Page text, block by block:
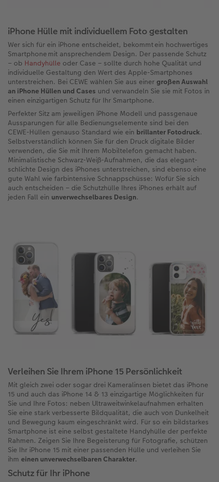
iPhone Hülle mit individuellem Foto gestalten
Wer sich für ein iPhone entscheidet, bekommt ein hochwertiges
Smartphone mit ansprechendem Design. Der passende Schutz
– ob Handyhülle oder Case – sollte durch hohe Qualität und
individuelle Gestaltung den Wert des Apple-Smartphones
unterstreichen. Bei CEWE wählen Sie aus einer großen Auswahl
an iPhone Hüllen und Cases und verwandeln Sie sie mit Fotos in
einen einzigartigen Schutz für Ihr Smartphone.
Perfekter Sitz am jeweiligen iPhone Modell und passgenaue
Aussparungen für alle Bedienungselemente sind bei den
CEWE-Hüllen genauso Standard wie ein brillanter Fotodruck.
Selbstverständlich können Sie für den Druck digitale Bilder
verwenden, die Sie mit Ihrem Mobiltelefon gemacht haben.
Minimalistische Schwarz-Weiß-Aufnahmen, die das elegant-
schlichte Design des iPhones unterstreichen, sind ebenso eine
gute Wahl wie farbintensive Schnappschüsse: Wofür Sie sich
auch entscheiden – die Schutzhülle Ihres iPhones erhält auf
jeden Fall ein unverwechselbares Design.
Verleihen Sie Ihrem iPhone 15 Persönlichkeit
Mit gleich zwei oder sogar drei Kameralinsen bietet das iPhone
15 und auch das iPhone 14 & 13 einzigartige Möglichkeiten für
Sie und Ihre Fotos: neben Ultraweitwinkelaufnahmen erhalten
Sie eine stark verbesserte Bildqualität, die auch von Dunkelheit
und Bewegung kaum eingeschränkt wird. Für so ein bildstarkes
Smartphone ist eine selbst gestaltete Handyhülle der perfekte
Rahmen. Zeigen Sie Ihre Begeisterung für Fotografie, schützen
Sie Ihr iPhone 15 mit einer passenden Hülle und verleihen Sie
ihm einen unverwechselbaren Charakter.
Schutz für Ihr iPhone